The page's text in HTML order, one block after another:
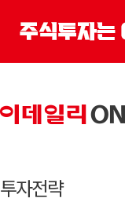
투자전략